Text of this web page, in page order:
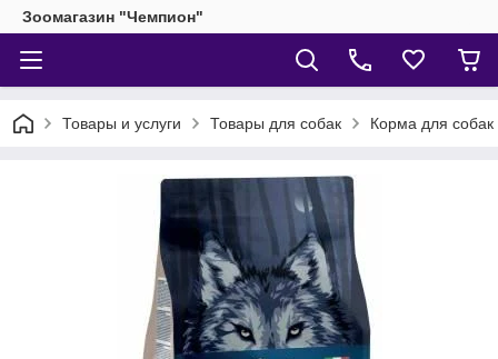
Зоомагазин "Чемпион"
Товары и услуги Товары для собак Корма для собак